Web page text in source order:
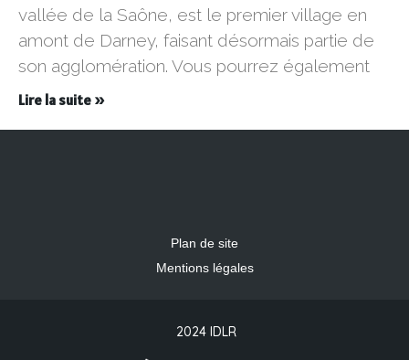
vallée de la Saône, est le premier village en
amont de Darney, faisant désormais partie de
son agglomération. Vous pourrez également
Lire la suite »
Plan de site
Mentions légales
2024 IDLR